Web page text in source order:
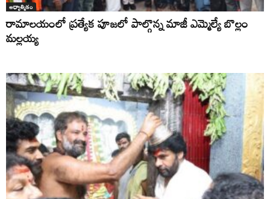
ఆధ్యాత్మికం
రామాలయంలో ప్రత్యేక పూజలో పాల్గొన్న మాజీ ఎమ్మెల్యే బొల్లం
మల్లయ్య